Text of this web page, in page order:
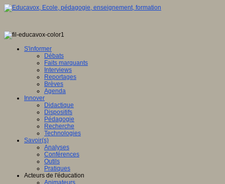
S'informer
Débats
Faits marquants
Interviews
Reportages
Brèves
Agenda
Innover
Didactique
Dispositifs
Pédagogie
Recherche
Technologies
Savoir(s)
Analyses
Conférences
Outils
Pratiques
Acteurs de l'éducation
Animateurs